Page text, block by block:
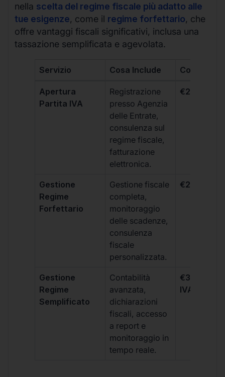
nella scelta del regime fiscale più adatto alle
tue esigenze, come il regime forfettario, che
offre vantaggi fiscali significativi, inclusa una
tassazione semplificata e agevolata.
Servizio Cosa Include Costo
Apertura
Partita IVA
Registrazione
presso Agenzia
delle Entrate,
consulenza sul
regime fiscale,
fatturazione
elettronica.
€264 +
Gestione
Regime
Forfettario
Gestione fiscale
completa,
monitoraggio
delle scadenze,
consulenza
fiscale
personalizzata.
€264 +
Gestione
Regime
Semplificato
Contabilità
avanzata,
dichiarazioni
fiscali, accesso
a report e
monitoraggio in
tempo reale.
€333 +
IVA/